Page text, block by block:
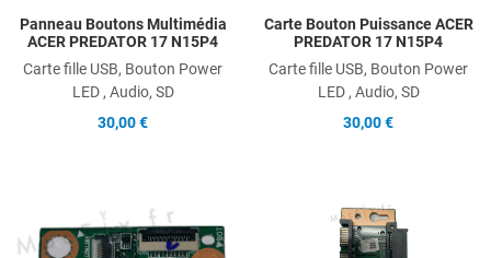
Panneau Boutons Multimédia
ACER PREDATOR 17 N15P4
Carte fille USB, Bouton Power
LED , Audio, SD
30,00 €
Carte Bouton Puissance ACER
PREDATOR 17 N15P4
Carte fille USB, Bouton Power
LED , Audio, SD
30,00 €
Add to Compare